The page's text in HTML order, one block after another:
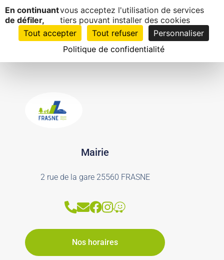
1EN
CLIC
Boulodrome
Mairie
2 rue de la gare 25560 FRASNE
Nos horaires
Panneau de gestion des cookies
En continuant
de défiler,
vous acceptez l'utilisation de services
tiers pouvant installer des cookies
Tout accepter
Tout refuser
Personnaliser
Politique de confidentialité